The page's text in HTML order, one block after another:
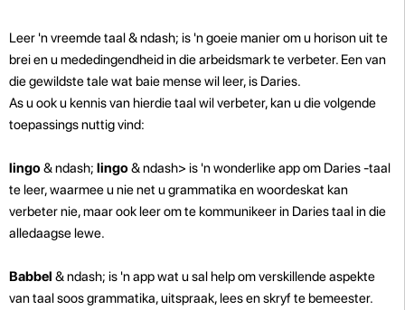
Leer 'n vreemde taal & ndash; is 'n goeie manier om u horison uit te
brei en u mededingendheid in die arbeidsmark te verbeter. Een van
die gewildste tale wat baie mense wil leer, is Daries.
As u ook u kennis van hierdie taal wil verbeter, kan u die volgende
toepassings nuttig vind:
lingo& ndash; lingo& ndash> is 'n wonderlike app om Daries -taal
te leer, waarmee u nie net u grammatika en woordeskat kan
verbeter nie, maar ook leer om te kommunikeer in Daries taal in die
alledaagse lewe.
Babbel & ndash; is 'n app wat u sal help om verskillende aspekte
van taal soos grammatika, uitspraak, lees en skryf te bemeester.